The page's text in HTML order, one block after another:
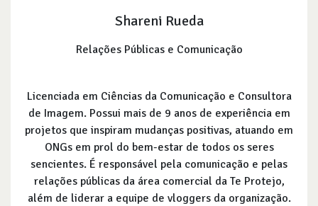
Shareni Rueda
Relações Públicas e Comunicação
Licenciada em Ciências da Comunicação e Consultora
de Imagem. Possui mais de 9 anos de experiência em
projetos que inspiram mudanças positivas, atuando em
ONGs em prol do bem-estar de todos os seres
sencientes. É responsável pela comunicação e pelas
relações públicas da área comercial da Te Protejo,
além de liderar a equipe de vloggers da organização.